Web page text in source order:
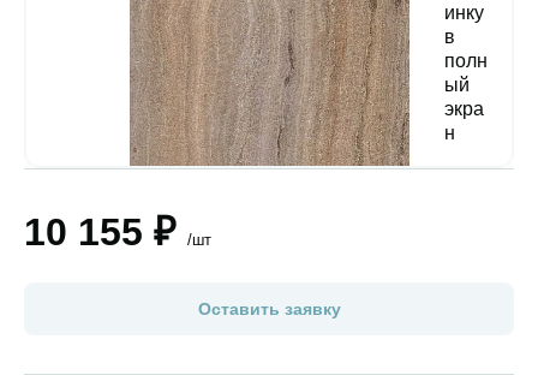
10 155 ₽ /шт
Оставить заявку